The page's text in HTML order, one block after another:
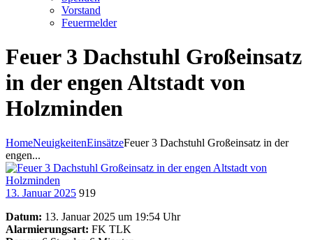
Vorstand
Feuermelder
Feuer 3 Dachstuhl Großeinsatz
in der engen Altstadt von
Holzminden
HomeNeuigkeitenEinsätzeFeuer 3 Dachstuhl Großeinsatz in der
engen...
13. Januar 2025 919
Datum: 13. Januar 2025 um 19:54 Uhr
Alarmierungsart: FK TLK